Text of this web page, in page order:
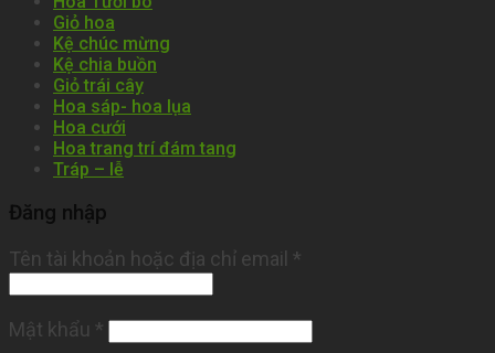
Giỏ hoa
Kệ chúc mừng
Kệ chia buồn
Giỏ trái cây
Hoa sáp- hoa lụa
Hoa cưới
Hoa trang trí đám tang
Tráp – lễ
Đăng nhập
Tên tài khoản hoặc địa chỉ email *
Mật khẩu *